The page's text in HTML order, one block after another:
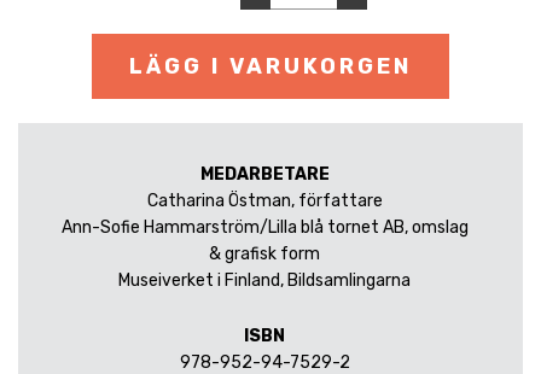
LÄGG I VARUKORGEN
MEDARBETARE
Catharina Östman, författare
Ann-Sofie Hammarström/Lilla blå tornet AB, omslag
& grafisk form
Museiverket i Finland, Bildsamlingarna
ISBN
978-952-94-7529-2